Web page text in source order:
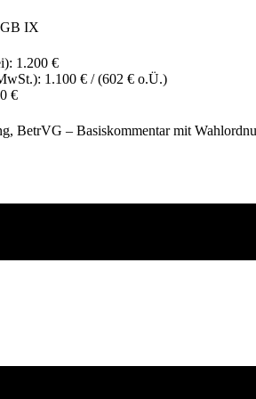
IX
1.200 €
1.100 € / (602 € o.Ü.)
€
BetrVG – Basiskommentar mit